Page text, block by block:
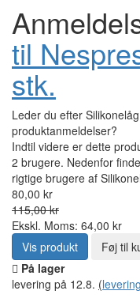
til
stk.
Leder du efter
produktanmeldelser?
Indtil videre er dette
2 brugere. Nedenfor
rigtige brugere af
80,00 kr
115,00 kr
Ekskl. Moms: 64,00 kr
Vis produkt
Føj til
På lager
levering på 12.8. (